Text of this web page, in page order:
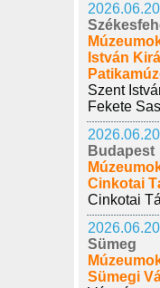
István
Szent
Fekete
Budapest
Cinkotai
Cinkotai
Sümeg
Sümegi